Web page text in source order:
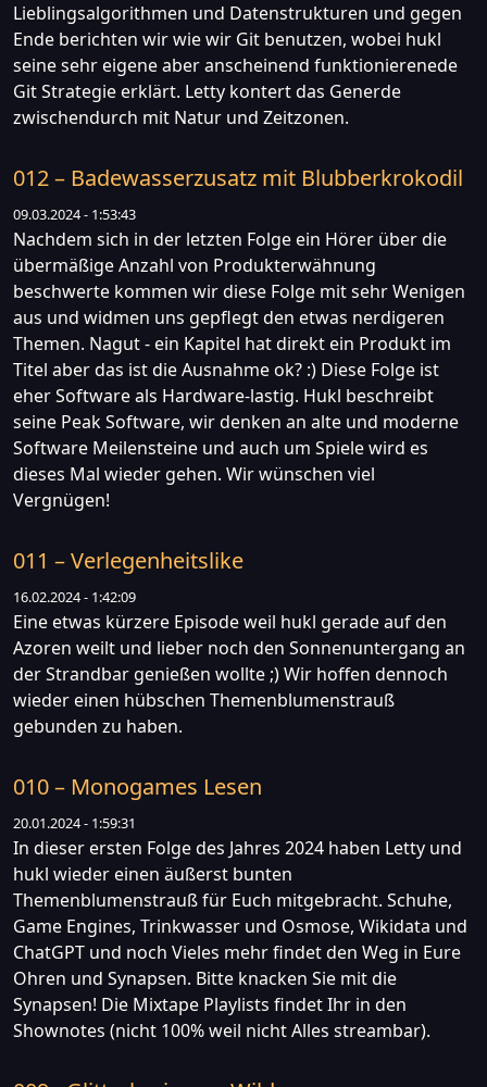
Lieblingsalgorithmen und Datenstrukturen und gegen
Ende berichten wir wie wir Git benutzen, wobei hukl
seine sehr eigene aber anscheinend funktionierenede
Git Strategie erklärt. Letty kontert das Generde
zwischendurch mit Natur und Zeitzonen.
012 – Badewasserzusatz mit Blubberkrokodil
09.03.2024 - 1:53:43
Nachdem sich in der letzten Folge ein Hörer über die
übermäßige Anzahl von Produkterwähnung
beschwerte kommen wir diese Folge mit sehr Wenigen
aus und widmen uns gepflegt den etwas nerdigeren
Themen. Nagut - ein Kapitel hat direkt ein Produkt im
Titel aber das ist die Ausnahme ok? :) Diese Folge ist
eher Software als Hardware-lastig. Hukl beschreibt
seine Peak Software, wir denken an alte und moderne
Software Meilensteine und auch um Spiele wird es
dieses Mal wieder gehen. Wir wünschen viel
Vergnügen!
011 – Verlegenheitslike
16.02.2024 - 1:42:09
Eine etwas kürzere Episode weil hukl gerade auf den
Azoren weilt und lieber noch den Sonnenuntergang an
der Strandbar genießen wollte ;) Wir hoffen dennoch
wieder einen hübschen Themenblumenstrauß
gebunden zu haben.
010 – Monogames Lesen
20.01.2024 - 1:59:31
In dieser ersten Folge des Jahres 2024 haben Letty und
hukl wieder einen äußerst bunten
Themenblumenstrauß für Euch mitgebracht. Schuhe,
Game Engines, Trinkwasser und Osmose, Wikidata und
ChatGPT und noch Vieles mehr findet den Weg in Eure
Ohren und Synapsen. Bitte knacken Sie mit die
Synapsen! Die Mixtape Playlists findet Ihr in den
Shownotes (nicht 100% weil nicht Alles streambar).